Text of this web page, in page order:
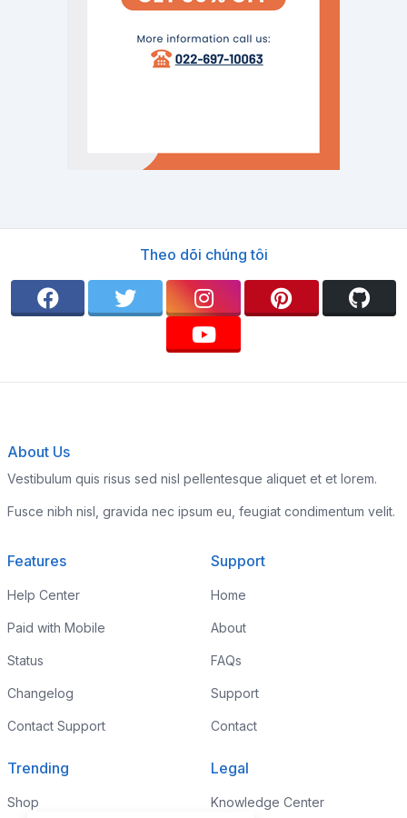
Theo dõi chúng tôi
About Us
Vestibulum quis risus sed nisl pellentesque aliquet et et lorem.
Fusce nibh nisl, gravida nec ipsum eu, feugiat condimentum velit.
Features
Help Center
Paid with Mobile
Status
Changelog
Contact Support
Support
Home
About
FAQs
Support
Contact
Trending
Shop
Legal
Knowledge Center